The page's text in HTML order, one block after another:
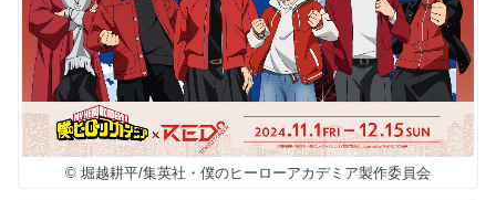
© 堀越耕平/集英社・僕のヒーローアカデミア製作委員会